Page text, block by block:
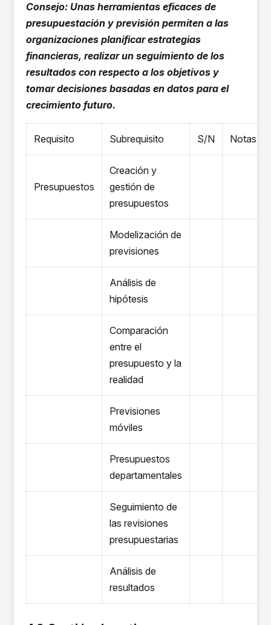
Consejo: Unas herramientas eficaces de
presupuestación y previsión permiten a las
organizaciones planificar estrategias
financieras, realizar un seguimiento de los
resultados con respecto a los objetivos y
tomar decisiones basadas en datos para el
crecimiento futuro.
Requisito Subrequisito S/N Notas
Presupuestos
Creación y
gestión de
presupuestos
Modelización de
previsiones
Análisis de
hipótesis
Comparación
entre el
presupuesto y la
realidad
Previsiones
móviles
Presupuestos
departamentales
Seguimiento de
las revisiones
presupuestarias
Análisis de
resultados